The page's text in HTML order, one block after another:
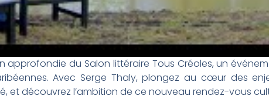
du Salon littéraire Tous Créoles, un
Avec Serge Thaly, plongez au cœur des
et découvrez l’ambition de ce nouveau rendez-vous